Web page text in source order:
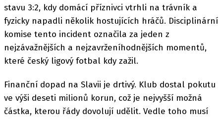
stavu 3:2, kdy domácí příznivci vtrhli na trávník a
fyzicky napadli několik hostujících hráčů. Disciplinární
komise tento incident označila za jeden z
nejzávažnějších a nejzavrženíhodnějších momentů,
které český ligový fotbal kdy zažil.
Finanční dopad na Slavii je drtivý. Klub dostal pokutu
ve výši deseti milionů korun, což je nejvyšší možná
částka, kterou řády dovolují udělit. Vedle toho musí